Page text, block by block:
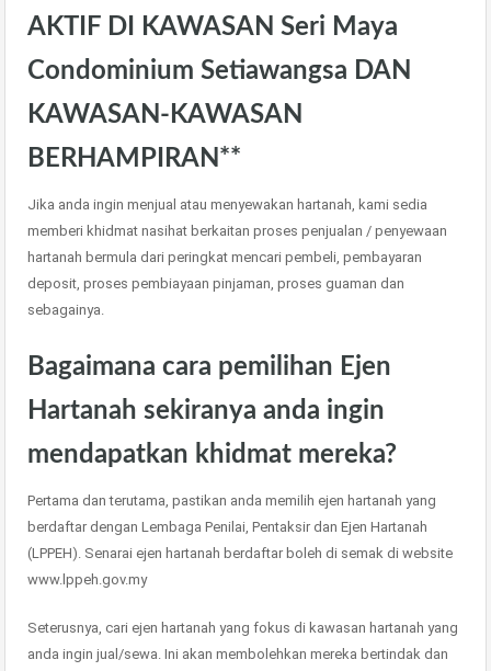
AKTIF DI KAWASAN Seri Maya
Condominium Setiawangsa DAN
KAWASAN-KAWASAN
BERHAMPIRAN**
Jika anda ingin menjual atau menyewakan hartanah, kami sedia
memberi khidmat nasihat berkaitan proses penjualan / penyewaan
hartanah bermula dari peringkat mencari pembeli, pembayaran
deposit, proses pembiayaan pinjaman, proses guaman dan
sebagainya.
Bagaimana cara pemilihan Ejen
Hartanah sekiranya anda ingin
mendapatkan khidmat mereka?
Pertama dan terutama, pastikan anda memilih ejen hartanah yang
berdaftar dengan Lembaga Penilai, Pentaksir dan Ejen Hartanah
(LPPEH). Senarai ejen hartanah berdaftar boleh di semak di website
www.lppeh.gov.my
Seterusnya, cari ejen hartanah yang fokus di kawasan hartanah yang
anda ingin jual/sewa. Ini akan membolehkan mereka bertindak dan